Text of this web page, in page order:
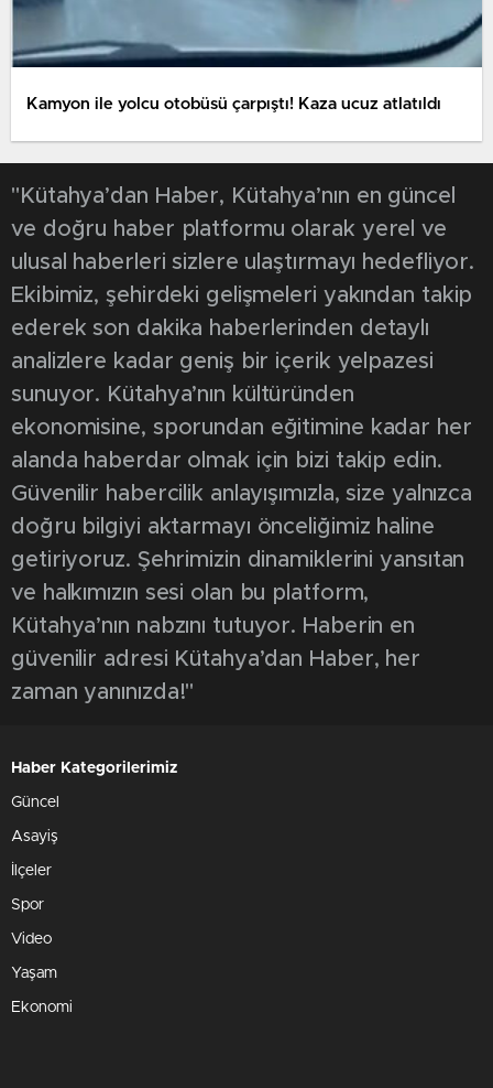
Kamyon ile yolcu otobüsü çarpıştı! Kaza ucuz atlatıldı
"Kütahya’dan Haber, Kütahya’nın en güncel
ve doğru haber platformu olarak yerel ve
ulusal haberleri sizlere ulaştırmayı hedefliyor.
Ekibimiz, şehirdeki gelişmeleri yakından takip
ederek son dakika haberlerinden detaylı
analizlere kadar geniş bir içerik yelpazesi
sunuyor. Kütahya’nın kültüründen
ekonomisine, sporundan eğitimine kadar her
alanda haberdar olmak için bizi takip edin.
Güvenilir habercilik anlayışımızla, size yalnızca
doğru bilgiyi aktarmayı önceliğimiz haline
getiriyoruz. Şehrimizin dinamiklerini yansıtan
ve halkımızın sesi olan bu platform,
Kütahya’nın nabzını tutuyor. Haberin en
güvenilir adresi Kütahya’dan Haber, her
zaman yanınızda!"
Haber Kategorilerimiz
Güncel
Asayiş
İlçeler
Spor
Video
Yaşam
Ekonomi